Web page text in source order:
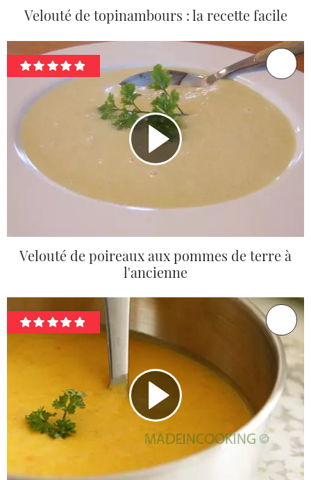
Velouté de topinambours : la recette facile
Velouté de poireaux aux pommes de terre à
l'ancienne